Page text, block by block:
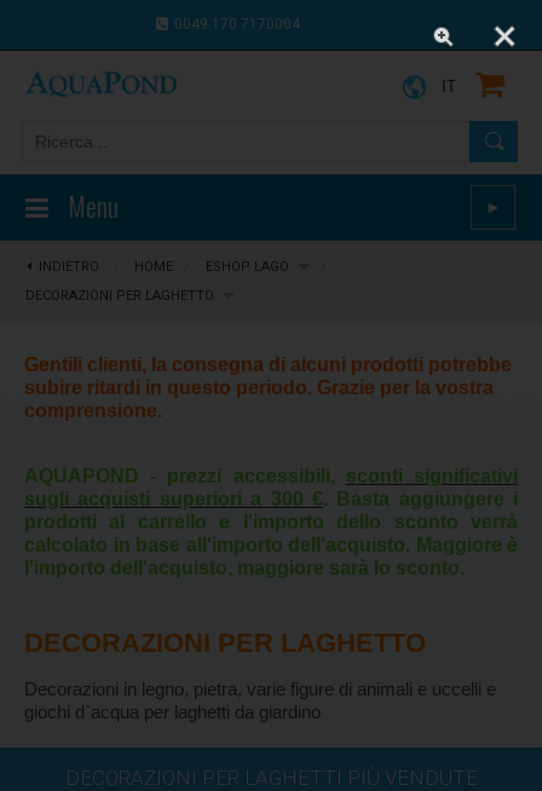
0049 170 7170004
Menu ►
IT
INDIETRO HOME ESHOP LAGO
DECORAZIONI PER LAGHETTO
Gentili clienti, la consegna di alcuni prodotti potrebbe
subire ritardi in questo periodo. Grazie per la vostra
comprensione.
AQUAPOND - prezzi accessibili, sconti significativi
sugli acquisti superiori a 300 €. Basta aggiungere i
prodotti al carrello e l'importo dello sconto verrà
calcolato in base all'importo dell'acquisto. Maggiore è
l'importo dell'acquisto, maggiore sarà lo sconto.
DECORAZIONI PER LAGHETTO
Decorazioni in legno, pietra, varie figure di animali e uccelli e
giochi d`acqua per laghetti da giardino
DECORAZIONI PER LAGHETTI PIÙ VENDUTE
Disponibile